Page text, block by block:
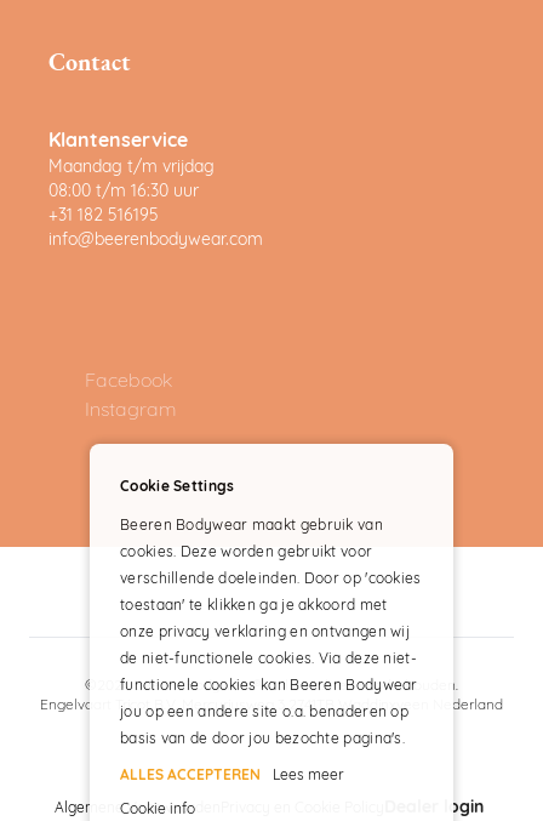
Contact
Klantenservice
Maandag t/m vrijdag
08:00 t/m 16:30 uur
+31 182 516195
info@beerenbodywear.com
Facebook
Instagram
©2024 Beeren Bodywear® – alle rechten voorbehouden.
Engelvaart Tricot B.V. Mercuriusweg 3 2741TB Waddinxveen Nederland
Algemene Voorwaarden Dealer login
Cookie Settings
Beeren Bodywear maakt gebruik van
cookies. Deze worden gebruikt voor
verschillende doeleinden. Door op 'cookies
toestaan' te klikken ga je akkoord met
onze privacy verklaring en ontvangen wij
de niet-functionele cookies. Via deze niet-
functionele cookies kan Beeren Bodywear
jou op een andere site o.a. benaderen op
basis van de door jou bezochte pagina's.
ALLES ACCEPTEREN Lees meer
Cookie info